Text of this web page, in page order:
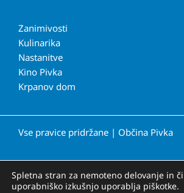
Zanimivosti
Kulinarika
Nastanitve
Kino Pivka
Krpanov dom
Vse pravice pridržane | Občina Pivka
Izjava o skladnosti (ZDSMA)
Spletna stran za nemoteno delovanje in
uporabniško izkušnjo uporablja piškotke.